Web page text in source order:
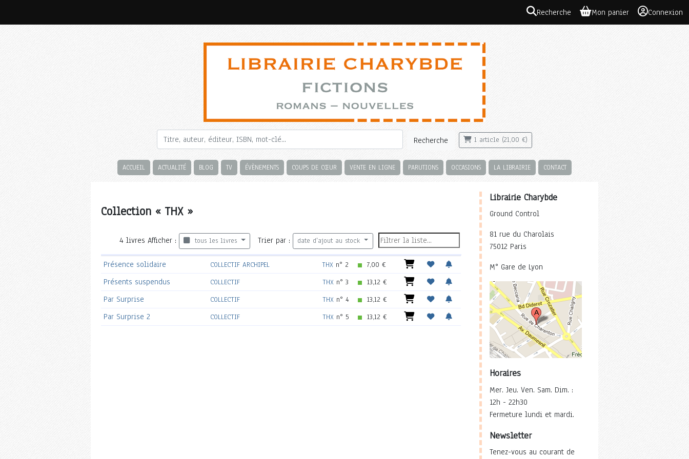
Recherche Mon panier Connexion
Recherche 1 article (21,00 €)
ACCUEIL ACTUALITÉ BLOG TV ÉVÈNEMENTS COUPS DE CŒUR VENTE EN LIGNE PARUTIONS OCCASIONS LA LIBRAIRIE CONTACT
Collection « THX »
4livres Afficher : tous les livres Trier par : date d'ajout au stock
Présence solidaire COLLECTIF ARCHIPEL THX n° 2 7,00 €
Présents suspendus COLLECTIF THX n° 3 13,12 €
Par Surprise COLLECTIF THX n° 4 13,12 €
Par Surprise 2 COLLECTIF THX n° 5 13,12 €
Librairie Charybde
Ground Control
81 rue du Charolais
75012 Paris
M° Gare de Lyon
Horaires
Mer. Jeu. Ven. Sam. Dim. :
12h - 22h30
Fermeture lundi et mardi.
Newsletter
Tenez-vous au courant de